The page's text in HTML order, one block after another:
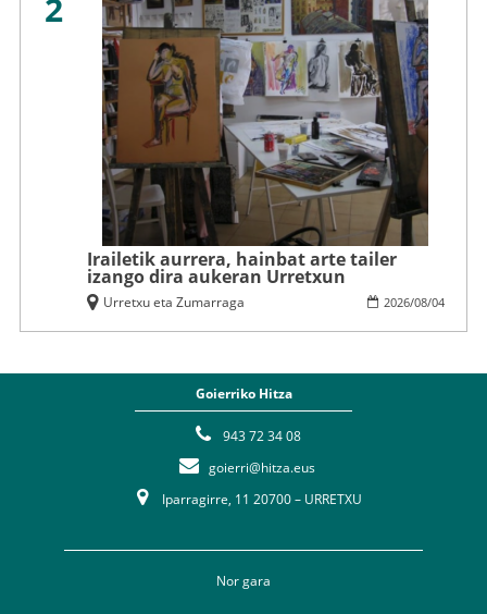
2
Irailetik aurrera, hainbat arte tailer
izango dira aukeran Urretxun
2026/08/04
Urretxu eta Zumarraga
Goierriko Hitza
943 72 34 08
goierri@hitza.eus
Iparragirre, 11 20700 – URRETXU
Nor gara